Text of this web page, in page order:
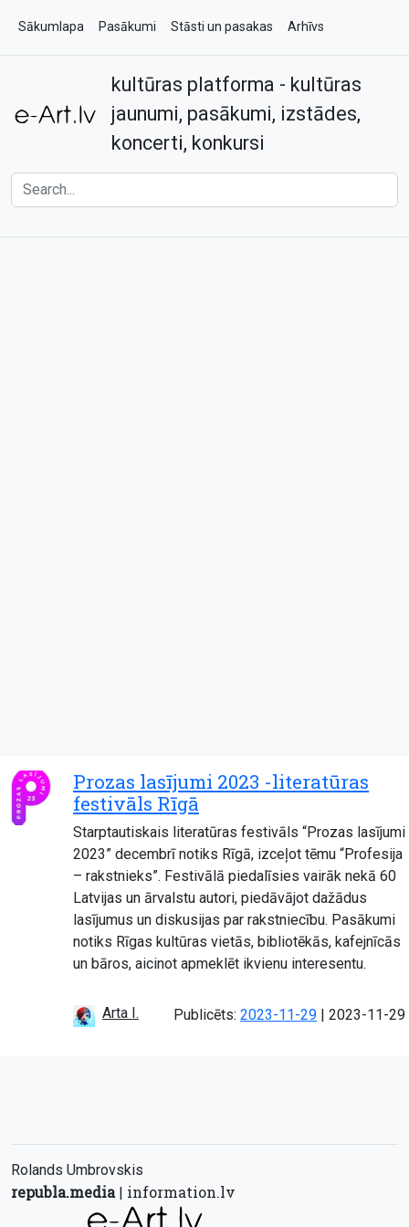
Sākumlapa Pasākumi Stāsti un pasakas Arhīvs
Kontakti
kultūras platforma - kultūras
jaunumi, pasākumi, izstādes,
koncerti, konkursi
Prozas lasījumi 2023 -literatūras
festivāls Rīgā
Starptautiskais literatūras festivāls “Prozas lasījumi
2023” decembrī notiks Rīgā, izceļot tēmu “Profesija
– rakstnieks”. Festivālā piedalīsies vairāk nekā 60
Latvijas un ārvalstu autori, piedāvājot dažādus
lasījumus un diskusijas par rakstniecību. Pasākumi
notiks Rīgas kultūras vietās, bibliotēkās, kafejnīcās
un bāros, aicinot apmeklēt ikvienu interesentu.
Arta I. Publicēts: 2023-11-29 Atjaunots:
2023-11-29
Rolands Umbrovskis
republa.media| information.lv